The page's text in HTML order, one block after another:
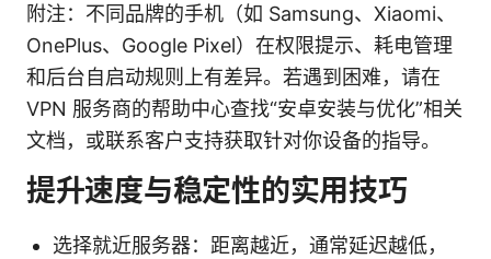
附注：不同品牌的手机（如 Samsung、Xiaomi、
OnePlus、Google Pixel）在权限提示、耗电管理
和后台自启动规则上有差异。若遇到困难，请在
VPN 服务商的帮助中心查找“安卓安装与优化”相关
文档，或联系客户支持获取针对你设备的指导。
提升速度与稳定性的实用技巧
选择就近服务器：距离越近，通常延迟越低，